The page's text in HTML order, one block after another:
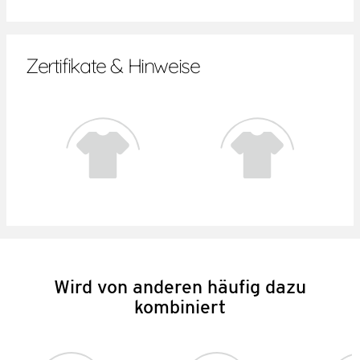
Zertifikate & Hinweise
Wird von anderen häufig dazu
kombiniert